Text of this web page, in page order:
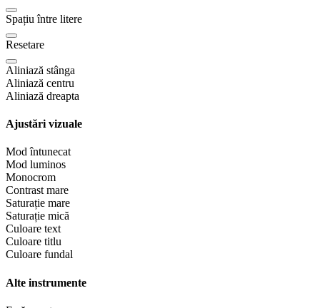
Spațiu între litere
Resetare
Aliniază stânga
Aliniază centru
Aliniază dreapta
Ajustări vizuale
Mod întunecat
Mod luminos
Monocrom
Contrast mare
Saturație mare
Saturație mică
Culoare text
Culoare titlu
Culoare fundal
Alte instrumente